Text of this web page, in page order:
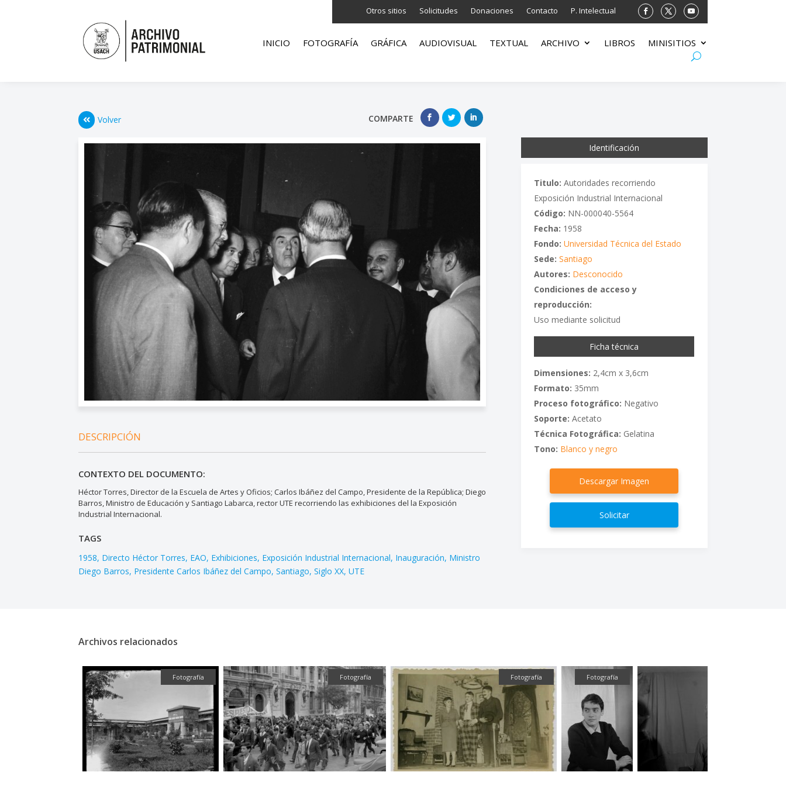
Otros sitios Solicitudes Donaciones Contacto P. Intelectual
INICIO FOTOGRAFÍA GRÁFICA AUDIOVISUAL TEXTUAL ARCHIVO LIBROS MINISITIOS
Volver COMPARTE
DESCRIPCIÓN
CONTEXTO DEL DOCUMENTO:
Héctor Torres, Director de la Escuela de Artes y Oficios; Carlos Ibáñez del Campo, Presidente de la República; Diego
Barros, Ministro de Educación y Santiago Labarca, rector UTE recorriendo las exhibiciones del la Exposición
Industrial Internacional.
TAGS
1958 Directo Héctor Torres EAO Exhibiciones Exposición Industrial Internacional Inauguración Ministro
Diego Barros Presidente Carlos Ibáñez del Campo Santiago Siglo XX UTE
Identificación
Titulo: Autoridades recorriendo
Exposición Industrial Internacional
Código: NN-000040-5564
Fecha: 1958
Fondo: Universidad Técnica del Estado
Sede: Santiago
Autores: Desconocido
Condiciones de acceso y
reproducción:
Uso mediante solicitud
Ficha técnica
Dimensiones: 2,4cm x 3,6cm
Formato: 35mm
Proceso fotográfico: Negativo
Soporte: Acetato
Técnica Fotográfica: Gelatina
Tono: Blanco y negro
Descargar Imagen
Solicitar
Archivos relacionados
Fotografía Fotografía Fotografía Fotografía